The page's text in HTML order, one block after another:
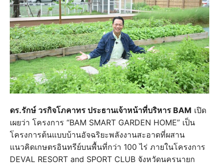
ดร.รักษ์ วรกิจโภคาทร ประธานเจ้าหน้าที่บริหาร BAM เปิด
เผยว่า โครงการ “BAM SMART GARDEN HOME” เป็น
โครงการต้นแบบบ้านอัจฉริยะพลังงานสะอาดที่ผสาน
แนวคิดเกษตรอินทรีย์บนพื้นที่กว่า 100 ไร่ ภายในโครงการ
DEVAL RESORT and SPORT CLUB จังหวัดนครนายก